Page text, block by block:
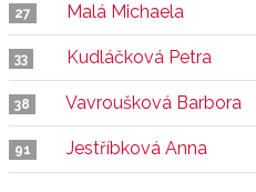
27 Malá Michaela
33 Kudláčková Petra
38 Vavroušková Barbora
91 Jestříbková Anna